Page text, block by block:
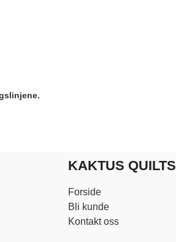
KAKTUS QUILTS
Forside
Bli kunde
Kontakt oss